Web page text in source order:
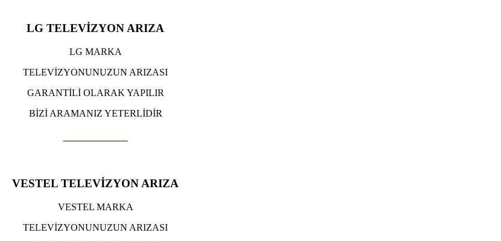
LG TELEVİZYON ARIZA
LG MARKA
TELEVİZYONUNUZUN ARIZASI
GARANTİLİ OLARAK YAPILIR
BİZİ ARAMANIZ YETERLİDİR
VESTEL TELEVİZYON ARIZA
VESTEL MARKA
TELEVİZYONUNUZUN ARIZASI